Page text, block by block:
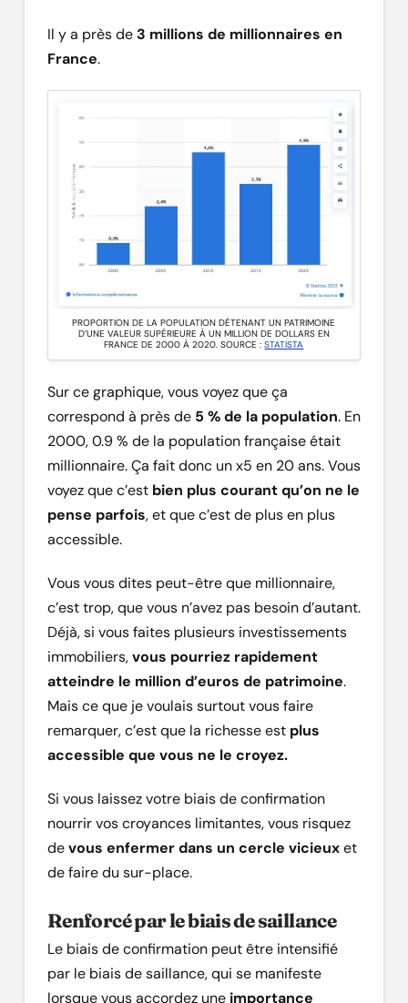
Il y a près de 3 millions de millionnaires en
France.
PROPORTION DE LA POPULATION DÉTENANT UN PATRIMOINE
D’UNE VALEUR SUPÉRIEURE À UN MILLION DE DOLLARS EN
FRANCE DE 2000 À 2020. SOURCE :STATISTA
Sur ce graphique, vous voyez que ça
correspond à près de 5 % de la population. En
2000, 0.9 % de la population française était
millionnaire. Ça fait donc un x5 en 20 ans. Vous
voyez que c’est bien plus courant qu’on ne le
pense parfois, et que c’est de plus en plus
accessible.
Vous vous dites peut-être que millionnaire,
c’est trop, que vous n’avez pas besoin d’autant.
Déjà, si vous faites plusieurs investissements
immobiliers,vous pourriez rapidement
atteindre le million d’euros de patrimoine.
Mais ce que je voulais surtout vous faire
remarquer, c’est que la richesse est plus
accessible que vous ne le croyez.
Si vous laissez votre biais de confirmation
nourrir vos croyances limitantes, vous risquez
devous enfermer dans un cercle vicieuxet
de faire du sur-place.
Renforcé par le biais de saillance
Le biais de confirmation peut être intensifié
par le biais de saillance, qui se manifeste
lorsque vous accordez une importance